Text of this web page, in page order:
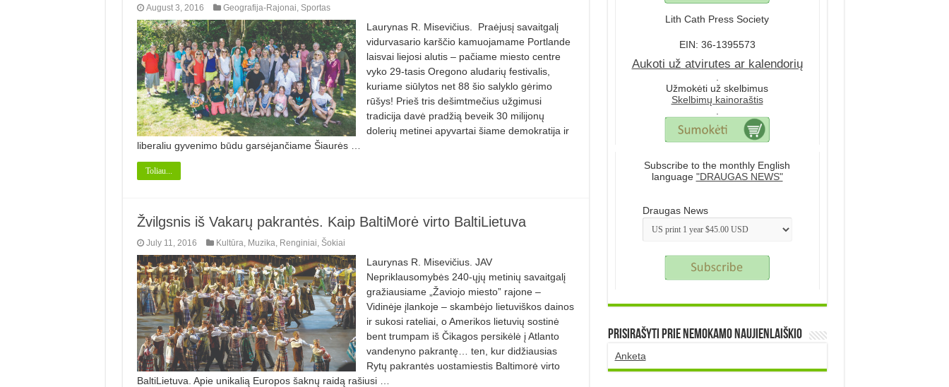
August 3, 2016 Geografija-Rajonai Sportas
Laurynas R. Misevičius. Praėjusį savaitgalį
vidurvasario karščio kamuojamame Portlande
laisvai liejosi alutis – pačiame miesto centre
vyko 29-tasis Oregono aludarių festivalis,
kuriame siūlytos net 88 šio salyklo gėrimo
rūšys! Prieš tris dešimtmečius užgimusi
tradicija davė pradžią beveik 30 milijonų
dolerių metinei apyvartai šiame demokratija ir
liberaliu gyvenimo būdu garsėjančiame Šiaurės …
Toliau...
Žvilgsnis iš Vakarų pakrantės. Kaip BaltiMorė virto BaltiLietuva
July 11, 2016 Kultūra Muzika Renginiai Šokiai
Laurynas R. Misevičius. JAV
Nepriklausomybės 240-ųjų metinių savaitgalį
gražiausiame „Žaviojo miesto” rajone –
Vidinėje įlankoje – skambėjo lietuviškos dainos
ir sukosi rateliai, o Amerikos lietuvių sostinė
bent trumpam iš Čikagos persikėlė į Atlanto
vandenyno pakrantę… ten, kur didžiausias
Rytų pakrantės uostamiestis Baltimorė virto
BaltiLietuva. Apie unikalią Europos šaknų raidą rašiusi …
Lith Cath Press Society
EIN: 36-1395573
Aukoti už atvirutes ar kalendorių
.
Užmokėti už skelbimus
Skelbimų kainoraštis
.
Subscribe to the monthly English
language "DRAUGAS NEWS"
Draugas News
Prisirašyti prie nemokamo naujienlaiškio
Anketa